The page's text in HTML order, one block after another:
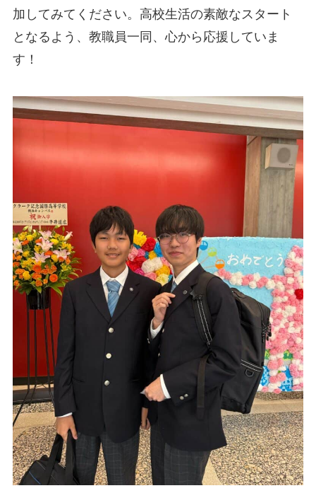
加してみてください。高校生活の素敵なスタート
となるよう、教職員一同、心から応援していま
す！